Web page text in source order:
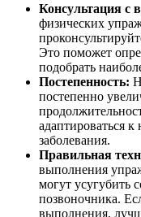
Консультация с
физических
Это поможет
подобрать
Постепенность:
постепенно
адаптироваться
заболевания.
Правильная
выполнения
могут усугубить
позвоночника.
выполнения,